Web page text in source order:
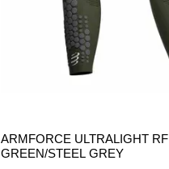
ARMFORCE ULTRALIGHT RF
GREEN/STEEL GREY